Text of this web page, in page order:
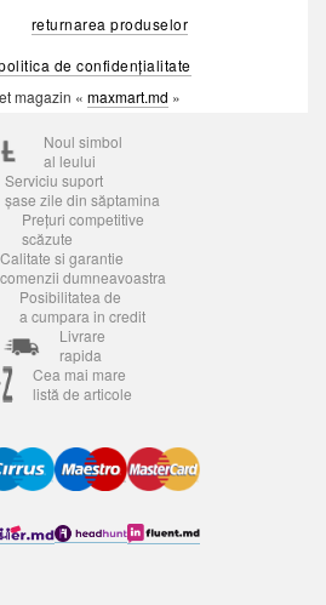
returnarea produselor
de confidențialitate
magazin « maxmart.md »
Noul simbol
al leului
Serviciu suport
șase zile din săptamina
Prețuri competitive
scăzute
Calitate si garantie
comenzii dumneavoastra
Posibilitatea de
a cumpara in credit
Livrare
rapida
Cea mai mare
listă de articole